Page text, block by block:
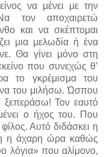
να μένει με την
τον αποχαιρετώ
και να σκέπτομαι
μια μελωδία ή ένα
Θα γίνει μόνο στη
που συνεχώς θ’
το γκρέμισμα του
του μιλήσω. Ώσπου
ξεπεράσω! Τον εαυτό
ο ήχος του. Που
Αυτό διδάσκει η
η άχαρη ώρα καθώς
λόγια» που αλίμονο,